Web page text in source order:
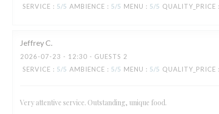
SERVICE : 5/5 AMBIENCE : 5/5 MENU : 5/5 QUALITY_PRICE
JeffreyC
2026-07-23 - 12:30 - GUESTS 2
SERVICE : 5/5 AMBIENCE : 5/5 MENU : 5/5 QUALITY_PRICE
Very attentive service. Outstanding, unique food.
TAVLINE